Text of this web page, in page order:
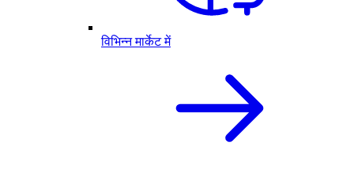
विभिन्न मार्केट में